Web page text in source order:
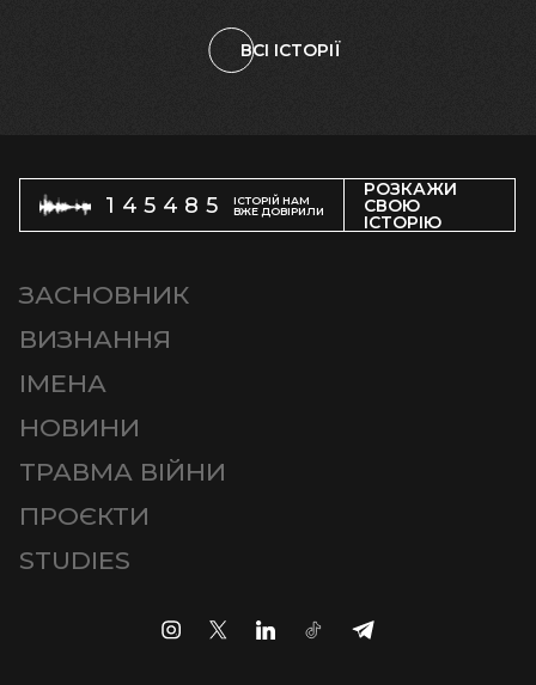
ВСІ ІСТОРІЇ
145485
ІСТОРІЙ НАМ
ВЖЕ ДОВІРИЛИ
РОЗКАЖИ
СВОЮ
ІСТОРІЮ
ЗАСНОВНИК
ВИЗНАННЯ
ІМЕНА
НОВИНИ
ТРАВМА ВІЙНИ
ПРОЄКТИ
STUDIES